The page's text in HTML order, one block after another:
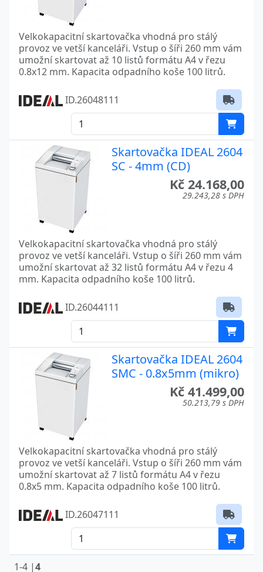
Velkokapacitní skartovačka vhodná pro stálý
provoz ve vetší kanceláři. Vstup o šíři 260 mm vám
umožní skartovat až 10 listů formátu A4 v řezu
0.8x12 mm. Kapacita odpadního koše 100 litrů.
ID.26048111
Skartovačka IDEAL 2604
SC - 4mm (CD)
Kč 24.168,00
29.243,28 s DPH
Velkokapacitní skartovačka vhodná pro stálý
provoz ve vetší kanceláři. Vstup o šíři 260 mm vám
umožní skartovat až 32 listů formátu A4 v řezu 4
mm. Kapacita odpadního koše 100 litrů.
ID.26044111
Skartovačka IDEAL 2604
SMC - 0.8x5mm (mikro)
Kč 41.499,00
50.213,79 s DPH
Velkokapacitní skartovačka vhodná pro stálý
provoz ve vetší kanceláři. Vstup o šíři 260 mm vám
umožní skartovat až 7 listů formátu A4 v řezu
0.8x5 mm. Kapacita odpadního koše 100 litrů.
ID.26047111
1-4 |4